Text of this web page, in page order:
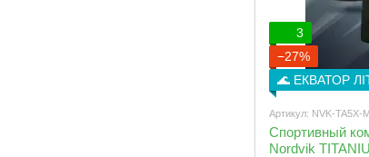
3
−27%
🌊 ЕКВАТОР
Артикул: NVK-TA5X-
Спортивный
Nordvik